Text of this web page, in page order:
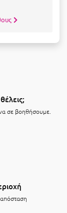
σε βοηθήσουμε.